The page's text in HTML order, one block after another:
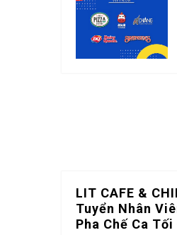
LIT CAFE &
Tuyển Nhân
Pha Chế Ca